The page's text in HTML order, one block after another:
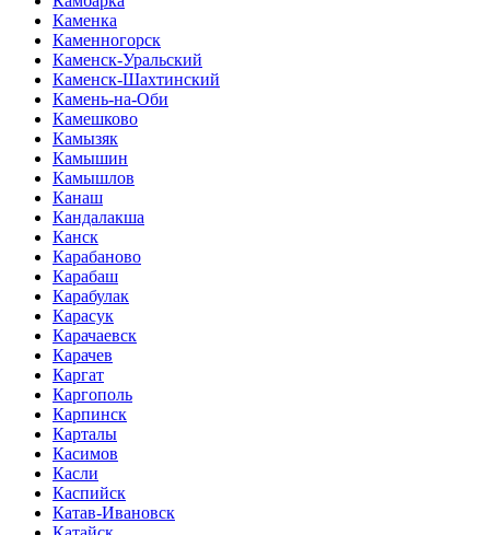
Каменка
Каменногорск
Каменск-Уральский
Каменск-Шахтинский
Камень-на-Оби
Камешково
Камызяк
Камышин
Камышлов
Канаш
Кандалакша
Канск
Карабаново
Карабаш
Карабулак
Карасук
Карачаевск
Карачев
Каргат
Каргополь
Карпинск
Карталы
Касимов
Касли
Каспийск
Катав-Ивановск